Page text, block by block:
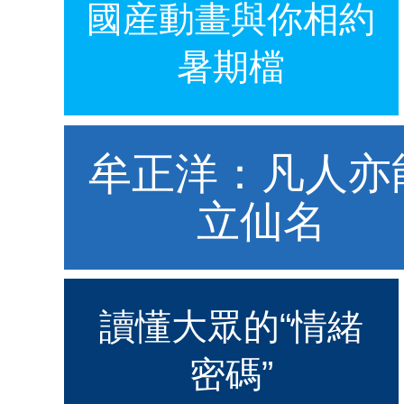
國産動畫與你相約
暑期檔
牟正洋：凡人亦
立仙名
讀懂大眾的“情緒
密碼”